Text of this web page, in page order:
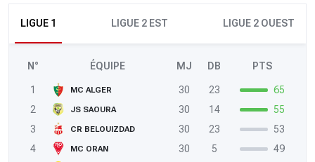
LIGUE 1 LIGUE 2 EST LIGUE 2 OUEST
N° ÉQUIPE MJ DB PTS
1 MC ALGER 30 23
65
2
JS SAOURA 30 14
55
3
CR BELOUIZDAD 30 23
53
4
MC ORAN 30 5
49